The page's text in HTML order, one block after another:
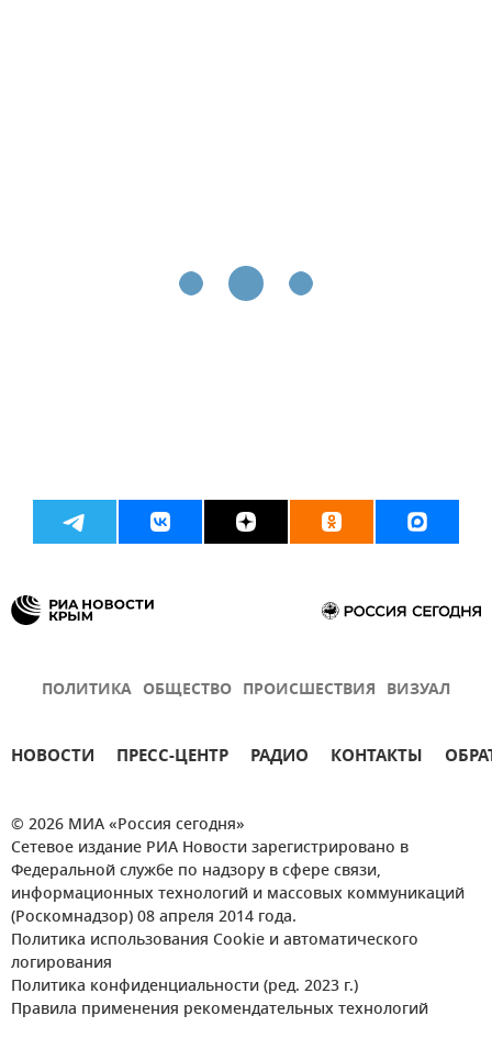
ПОЛИТИКА ОБЩЕСТВО ПРОИСШЕСТВИЯ ВИЗУАЛ
НОВОСТИ ПРЕСС-ЦЕНТР РАДИО КОНТАКТЫ
© 2026 МИА «Россия сегодня»
Сетевое издание РИА Новости зарегистрировано в
Федеральной службе по надзору в сфере связи,
информационных технологий и массовых коммуникаций
(Роскомнадзор) 08 апреля 2014 года.
Политика использования Cookie и автоматического
логирования
Политика конфиденциальности (ред. 2023 г.)
Правила применения рекомендательных технологий